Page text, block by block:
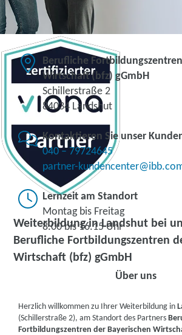
Weiterbildung in Landshut bei
Berufliche Fortbildungszentren
Wirtschaft (bfz) gGmbH
Berufliche
Wirtschaft (bfz) gGmbH
Schillerstraße 2
84034 Landshut
Kontaktieren Sie unser
040 – 79724645
partner-
Lernzeit am Standort
Montag bis Freitag
8.00 bis 16.15 Uhr
Über uns
Herzlich willkommen zu Ihrer Weiterbildung in
(Schillerstraße 2), am Standort des Partners
Fortbildungszentren der Bayerischen